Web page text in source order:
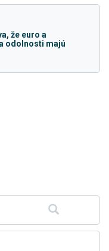
že euro a
odolnosti majú
Hľadať